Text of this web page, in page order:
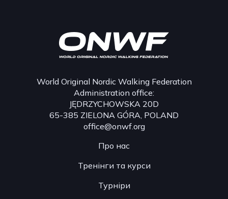
World Original Nordic Walking Federation
Administration office:
JĘDRZYCHOWSKA 20D
65-385 ZIELONA GÓRA, POLAND
office@onwf.org
Про нас
Тренінги та курси
Турніри